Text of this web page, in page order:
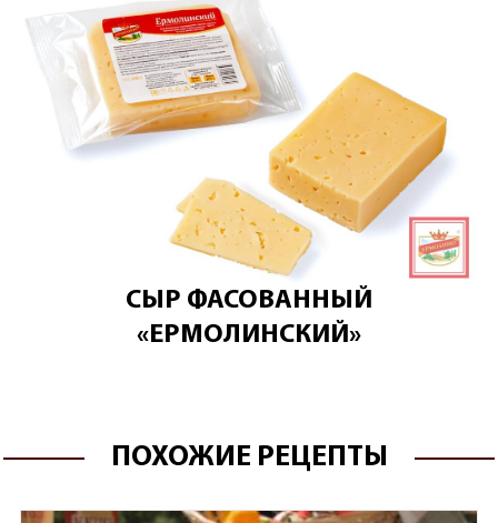
СЫР ФАСОВАННЫЙ
«ЕРМОЛИНСКИЙ»
ПОХОЖИЕ РЕЦЕПТЫ